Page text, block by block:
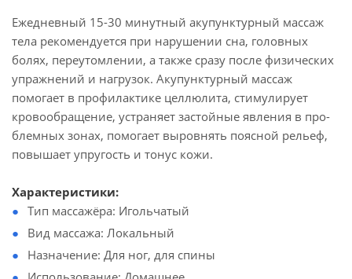
Ежедневный 15-30 минутный акупунктурный массаж
тела рекомендуется при нарушении сна, головных
болях, переутомлении, а также сразу после физических
упражнений и нагрузок. Акупунктурный массаж
помогает в профилактике целлюлита, стимулирует
кровообращение, устраняет застойные явления в про-
блемных зонах, помогает выровнять поясной рельеф,
повышает упругость и тонус кожи.
Характеристики:
Тип массажёра: Игольчатый
Вид массажа: Локальный
Назначение: Для ног, для спины